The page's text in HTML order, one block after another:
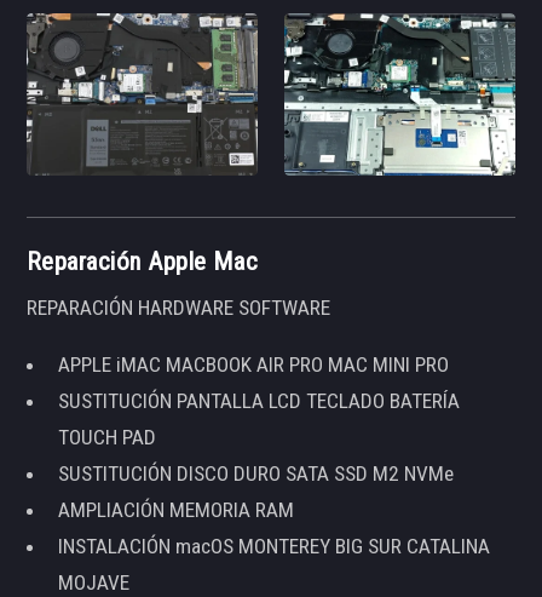
Reparación Apple Mac
REPARACIÓN HARDWARE SOFTWARE
APPLE iMAC MACBOOK AIR PRO MAC MINI PRO
SUSTITUCIÓN PANTALLA LCD TECLADO BATERÍA
TOUCH PAD
SUSTITUCIÓN DISCO DURO SATA SSD M2 NVMe
AMPLIACIÓN MEMORIA RAM
INSTALACIÓN macOS MONTEREY BIG SUR CATALINA
MOJAVE